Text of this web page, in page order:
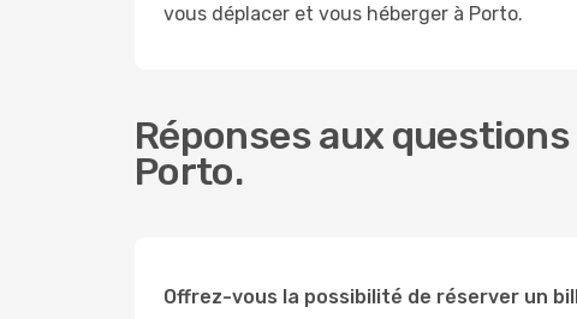
vous déplacer et vous héberger à Porto.
Réponses aux
Porto.
Offrez-vous la possibilité de réserver un